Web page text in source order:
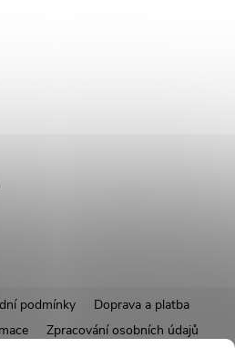
podmínky
Doprava a platba
Zpracování osobních údajů